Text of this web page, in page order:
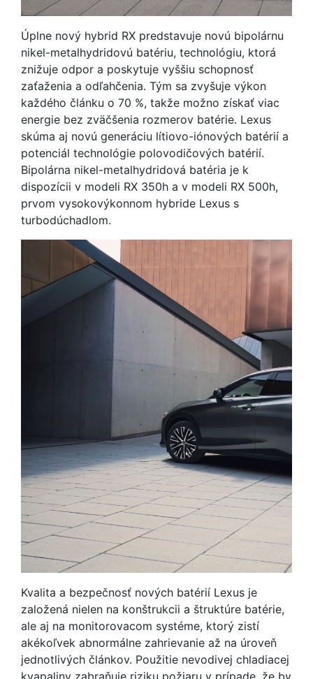
Úplne nový hybrid RX predstavuje novú bipolárnu
nikel-metalhydridovú batériu, technológiu, ktorá
znižuje odpor a poskytuje vyššiu schopnosť
zaťaženia a odľahčenia. Tým sa zvyšuje výkon
každého článku o 70 %, takže možno získať viac
energie bez zväčšenia rozmerov batérie. Lexus
skúma aj novú generáciu lítiovo-iónových batérií a
potenciál technológie polovodičových batérií.
Bipolárna nikel-metalhydridová batéria je k
dispozícii v modeli RX 350h a v modeli RX 500h,
prvom vysokovýkonnom hybride Lexus s
turbodúchadlom.
Kvalita a bezpečnosť nových batérií Lexus je
založená nielen na konštrukcii a štruktúre batérie,
ale aj na monitorovacom systéme, ktorý zistí
akékoľvek abnormálne zahrievanie až na úroveň
jednotlivých článkov. Použitie nevodivej chladiacej
kvapaliny zabraňuje riziku požiaru v prípade, že by